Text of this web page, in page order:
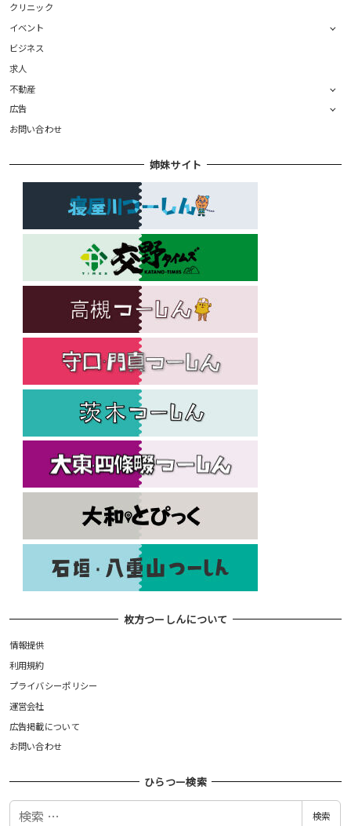
クリニック
イベント
ビジネス
求人
不動産
広告
お問い合わせ
姉妹サイト
枚方つーしんについて
情報提供
利用規約
プライバシーポリシー
運営会社
広告掲載について
お問い合わせ
ひらつー検索
検
検索